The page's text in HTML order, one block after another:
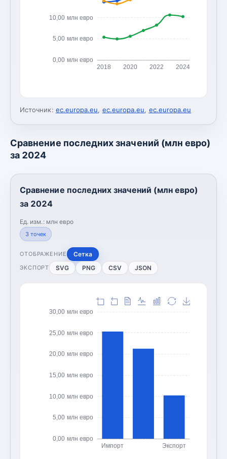
0,00 млн евро
5,00 млн евро
10,00 млн евро
2018 2020 2022 2024
Источник: ec.europa.eu, ec.europa.eu, ec.europa.eu
Сравнение последних значений (млн евро)
за 2024
Сравнение последних значений (млн евро)
за 2024
Ед. изм.: млн евро
3 точек
ОТОБРАЖЕНИЕ Сетка
ЭКСПОРТ SVG PNG CSV JSON
0,00 млн евро
5,00 млн евро
10,00 млн евро
15,00 млн евро
20,00 млн евро
25,00 млн евро
30,00 млн евро
Импорт Экспорт